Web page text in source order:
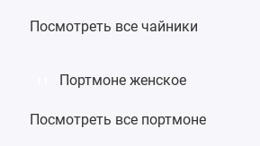
Посмотреть все чайники
Портмоне женское
Посмотреть все портмоне